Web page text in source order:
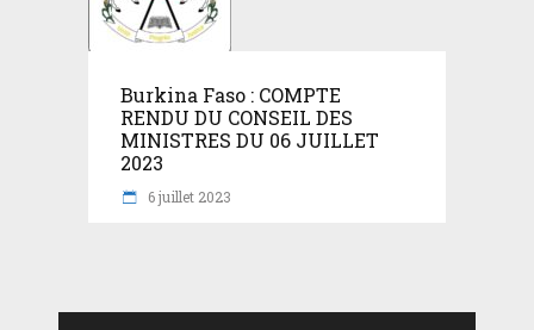
Burkina Faso : COMPTE
RENDU DU CONSEIL DES
MINISTRES DU 06 JUILLET
2023
6 juillet 2023